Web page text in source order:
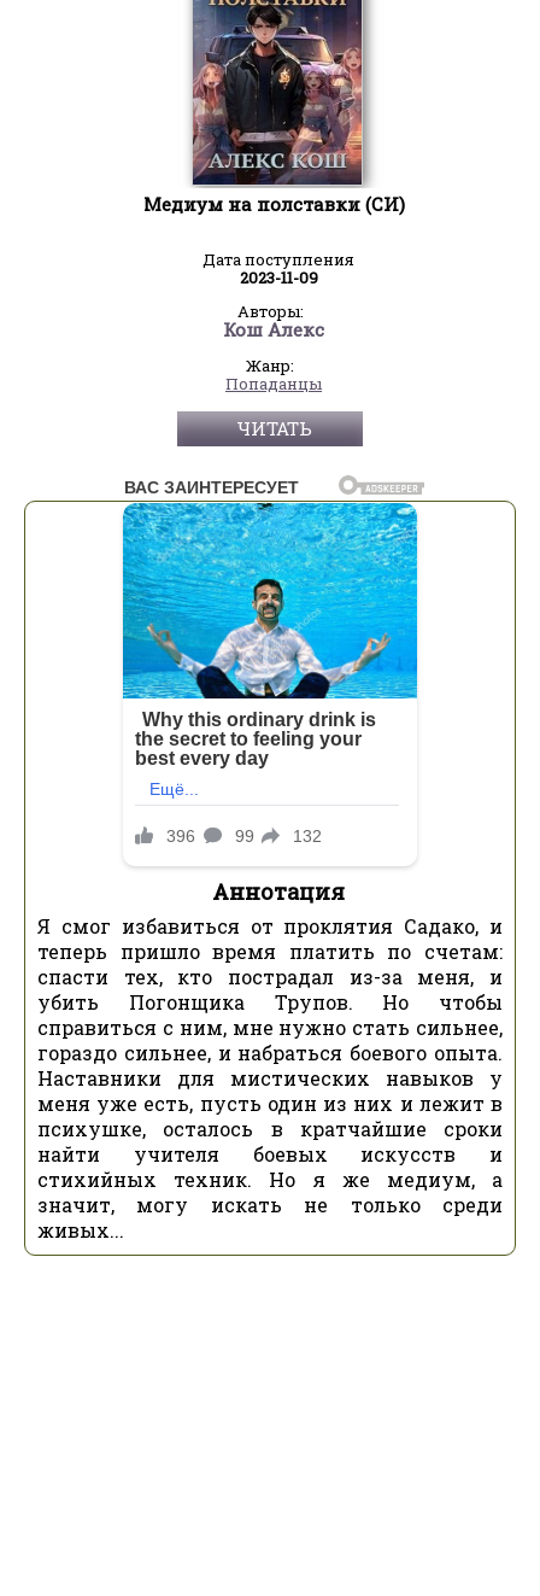
Медиум на полставки (СИ)
Дата поступления
2023-11-09
Авторы:
Кош Алекс
Жанр:
Попаданцы
ЧИТАТЬ
Аннотация
Я смог избавиться от проклятия Садако, и
теперь пришло время платить по счетам:
спасти тех, кто пострадал из-за меня, и
убить Погонщика Трупов. Но чтобы
справиться с ним, мне нужно стать сильнее,
гораздо сильнее, и набраться боевого опыта.
Наставники для мистических навыков у
меня уже есть, пусть один из них и лежит в
психушке, осталось в кратчайшие сроки
найти учителя боевых искусств и
стихийных техник. Но я же медиум, а
значит, могу искать не только среди
живых...